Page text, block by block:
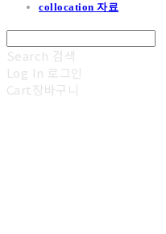
collocation 자료
Search 검색
Log In 로그인
Cart장바구니